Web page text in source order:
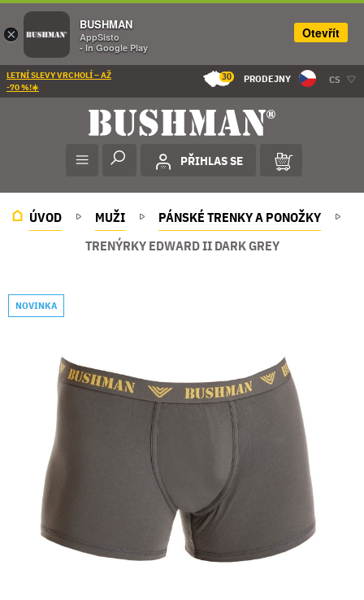
LETNÍ SLEVY VRCHOLÍ – AŽ
-70 %!☀️
30 PRODEJNY CS
PŘIHLAS SE
ÚVOD MUŽI
PÁNSKÉ TRENKY A PONOŽKY
TRENÝRKY EDWARD II DARK GREY
NOVINKA
×
BUSHMAN
AppSisto
- In Google Play
Otevřít